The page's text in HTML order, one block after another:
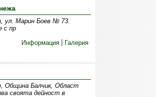
ул. Марин Боев № 73.
с пр
Информация
Галерия
Община Балчик, Област
своята дейност в